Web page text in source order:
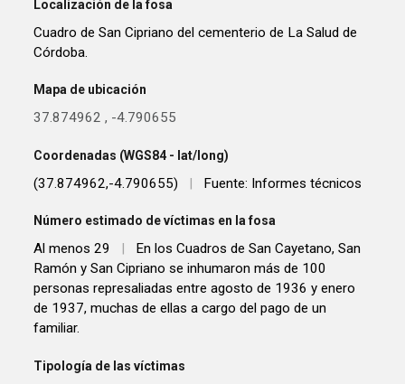
Localización de la fosa
Cuadro de San Cipriano del cementerio de La Salud de
Córdoba.
Mapa de ubicación
37.874962 , -4.790655
Coordenadas (WGS84 - lat/long)
(37.874962,-4.790655) | Fuente: Informes técnicos
Número estimado de víctimas en la fosa
Al menos 29 |
En los Cuadros de San Cayetano, San
Ramón y San Cipriano se inhumaron más de 100
personas represaliadas entre agosto de 1936 y enero
de 1937, muchas de ellas a cargo del pago de un
familiar.
Tipología de las víctimas